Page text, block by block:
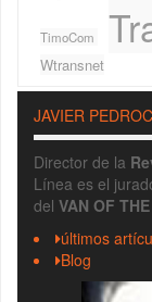
TimoCom
Wtransnet
JAVIER
Director de la
Línea es el
del VAN OF
últimos
Blog